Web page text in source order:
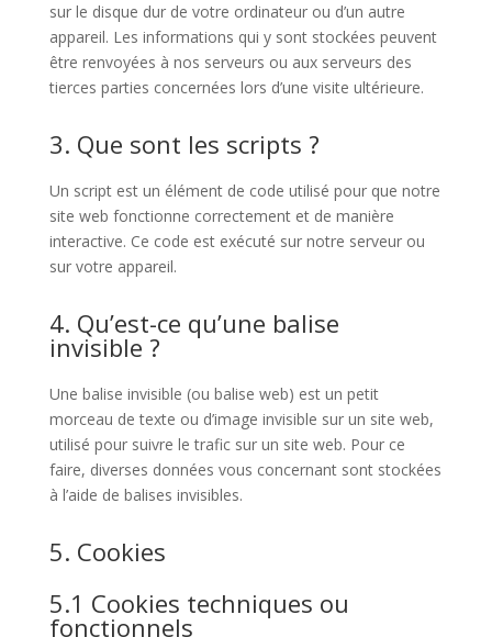
sur le disque dur de votre ordinateur ou d’un autre
appareil. Les informations qui y sont stockées peuvent
être renvoyées à nos serveurs ou aux serveurs des
tierces parties concernées lors d’une visite ultérieure.
3. Que sont les scripts ?
Un script est un élément de code utilisé pour que notre
site web fonctionne correctement et de manière
interactive. Ce code est exécuté sur notre serveur ou
sur votre appareil.
4. Qu’est-ce qu’une balise
invisible ?
Une balise invisible (ou balise web) est un petit
morceau de texte ou d’image invisible sur un site web,
utilisé pour suivre le trafic sur un site web. Pour ce
faire, diverses données vous concernant sont stockées
à l’aide de balises invisibles.
5. Cookies
5.1 Cookies techniques ou
fonctionnels